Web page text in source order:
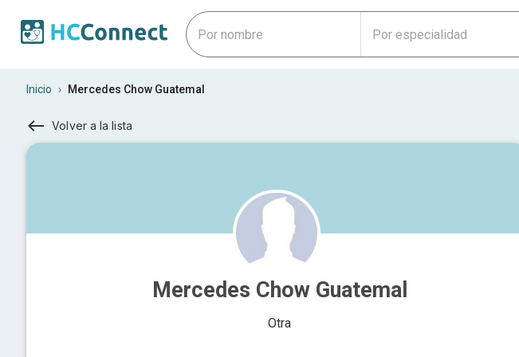
Inicio › Mercedes Chow Guatemal
Volver a la lista
Mercedes Chow Guatemal
Otra